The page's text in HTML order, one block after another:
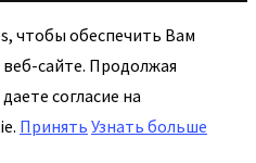
чтобы обеспечить Вам
сайте. Продолжая
согласие на
Принять Узнать больше